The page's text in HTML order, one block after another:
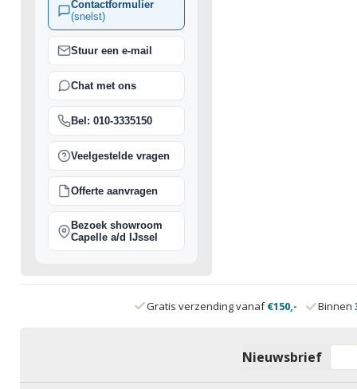
Contactformulier
(snelst)
Stuur een e-mail
Chat met ons
Bel: 010-3335150
Veelgestelde vragen
Offerte aanvragen
Bezoek showroom
Capelle a/d IJssel
Gratis verzending vanaf€150,- Binnen
Nieuwsbrief